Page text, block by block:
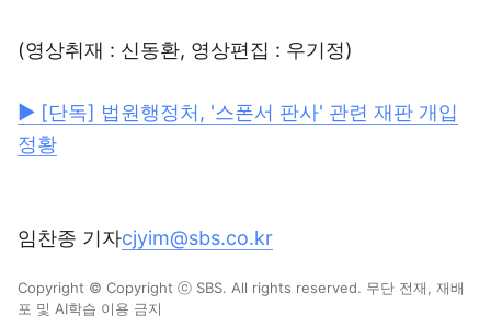
(영상취재 : 신동환, 영상편집 : 우기정)
▶ [단독] 법원행정처, '스폰서 판사' 관련 재판 개입
정황
임찬종 기자cjyim@sbs.co.kr
Copyright © Copyright ⓒ SBS. All rights reserved. 무단 전재, 재배
포 및 AI학습 이용 금지